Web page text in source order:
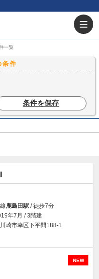
一覧
条件
条件を保存
鹿島田駅 / 徒歩7分
年7月 / 3階建
崎市幸区下平間188-1
NEW